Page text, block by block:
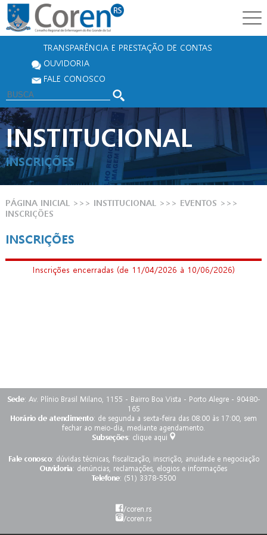
TRANSPARÊNCIA E PRESTAÇÃO DE CONTAS
OUVIDORIA
FALE CONOSCO
INSTITUCIONAL
INSCRIÇÕES
PÁGINA INICIAL >>> INSTITUCIONAL >>> EVENTOS >>>
INSCRIÇÕES
INSCRIÇÕES
Inscrições encerradas (de 11/04/2026 à 10/06/2026)
Sede: Av. Plínio Brasil Milano, 1155 - Bairro Boa Vista - Porto Alegre - 90480-
165
Horário de atendimento: de segunda a sexta-feira das 08:00 às 17:00, sem
fechar ao meio-dia, mediante agendamento.
Subseções: clique aqui
Fale conosco: dúvidas técnicas, fiscalização, inscrição, anuidade e negociação
Ouvidoria: denúncias, reclamações, elogios e informações
Telefone: (51) 3378-5500
/coren.rs
/coren.rs